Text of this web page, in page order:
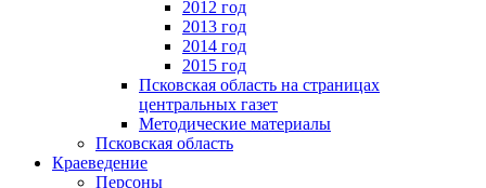
2012 год
2013 год
2014 год
2015 год
Псковская область на страницах
центральных газет
Методические материалы
Псковская область
Краеведение
Персоны